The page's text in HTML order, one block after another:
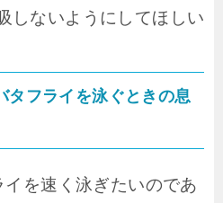
しないようにしてほしい
タフライを泳ぐときの息
を速く泳ぎたいのであ